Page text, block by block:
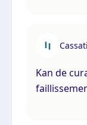
Kan de